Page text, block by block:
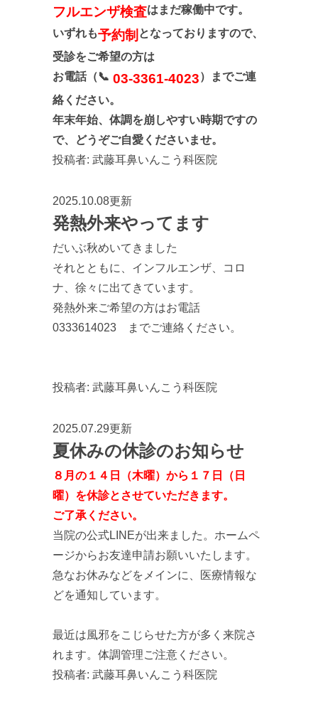
フルエンザ検査はまだ稼働中です。
いずれも予約制 となっておりますので、
受診をご希望の方は
お電話（📞 03-3361-4023）までご連
絡ください。
年末年始、体調を崩しやすい時期ですの
で、どうぞご自愛くださいませ。
投稿者: 武藤耳鼻いんこう科医院
2025.10.08更新
発熱外来やってます
だいぶ秋めいてきました
それとともに、インフルエンザ、コロ
ナ、徐々に出てきています。
発熱外来ご希望の方はお電話
0333614023 までご連絡ください。
投稿者: 武藤耳鼻いんこう科医院
2025.07.29更新
夏休みの休診のお知らせ
８月の１４日（木曜）から１７日（日
曜）を休診とさせていただきます。
ご了承ください。
当院の公式LINEが出来ました。ホームペ
ージからお友達申請お願いいたします。
急なお休みなどをメインに、医療情報な
どを通知しています。
最近は風邪をこじらせた方が多く来院さ
れます。体調管理ご注意ください。
投稿者: 武藤耳鼻いんこう科医院